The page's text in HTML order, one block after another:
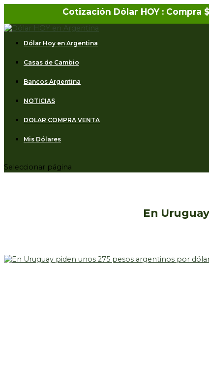
Cotización Dólar HOY : Compra $
Dólar Hoy en Argentina
Casas de Cambio
Bancos Argentina
NOTICIAS
DOLAR COMPRA VENTA
Mis Dólares
Seleccionar página
En